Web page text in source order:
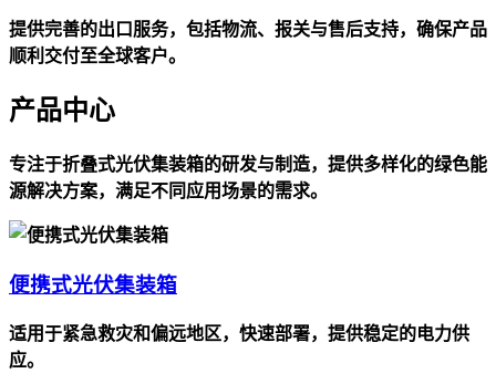
提供完善的出口服务，包括物流、报关与售后支持，确保产品
顺利交付至全球客户。
产品中心
专注于折叠式光伏集装箱的研发与制造，提供多样化的绿色能
源解决方案，满足不同应用场景的需求。
便携式光伏集装箱
适用于紧急救灾和偏远地区，快速部署，提供稳定的电力供
应。